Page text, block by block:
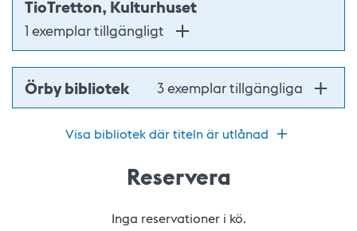
TioTretton, Kulturhuset
1 exemplar tillgängligt
Örby bibliotek 3 exemplar tillgängliga
Visa bibliotek där titeln är utlånad
Reservera
Inga reservationer i kö.